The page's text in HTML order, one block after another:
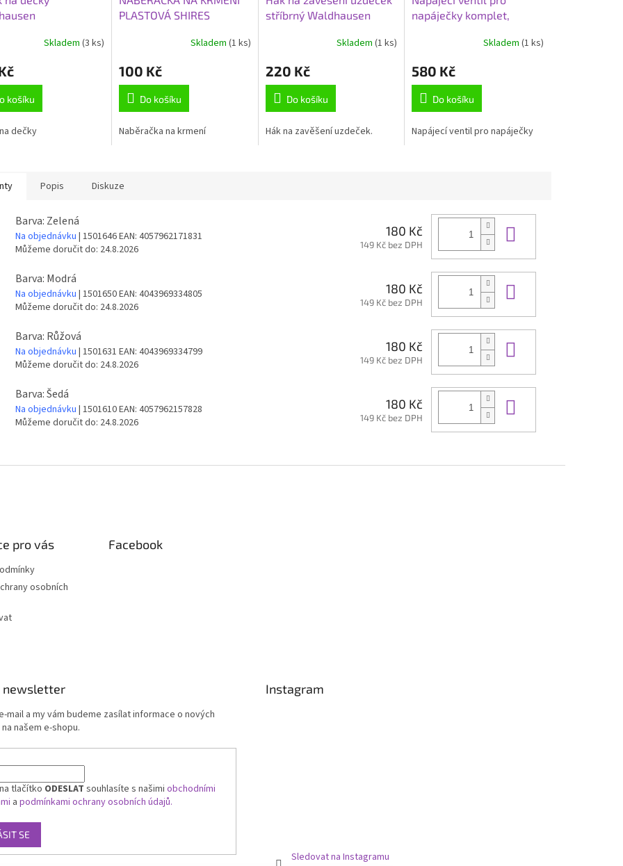
Skladem (3 ks)
košíku
dečky
PLASTOVÁ SHIRES
Skladem (1 ks)
100 Kč
Do košíku
Naběračka na krmení
stříbrný Waldhausen
Skladem(1 ks)
220 Kč
Do košíku
Hák na zavěšení uzdeček.
napáječky komplet,
Skladem (1 ks)
580 Kč
Do košíku
Napájecí ventil pro napáječky
Popis Diskuze
Barva: Zelená
Na objednávku | 1501646EAN: 4057962171831
Můžeme doručit do: 24.8.2026
180 Kč
149 Kč bez DPH
Barva: Modrá
Na objednávku | 1501650EAN: 4043969334805
Můžeme doručit do: 24.8.2026
180 Kč
149 Kč bez DPH
Barva: Růžová
Na objednávku | 1501631 EAN: 4043969334799
Můžeme doručit do: 24.8.2026
180 Kč
149 Kč bez DPH
Barva: Šedá
Na objednávku | 1501610EAN: 4057962157828
Můžeme doručit do: 24.8.2026
180 Kč
149 Kč bez DPH
pro vás
osobních
Facebook
newsletter
mail a my vám budeme zasílat informace o nových
našem e-shopu.
tlačítko ODESLAT souhlasíte s našimi obchodními
a podmínkami ochrany osobních údajů.
SE
Instagram
Sledovat na Instagramu